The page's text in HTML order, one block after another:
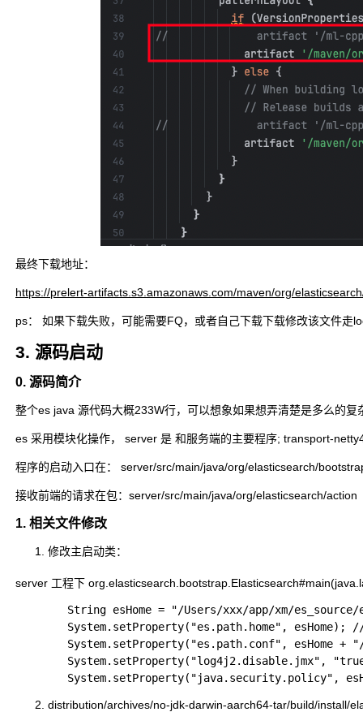
最终下载地址：
https://prelert-artifacts.s3.amazonaws.com/maven/org/
ps： 如果下载失败，可能需要FQ，或者自己下载下载修改该文件走
3. 源码启动
0. 源码简介
整个es java 源代码大概233W行，可以想象如果想弄清楚是多么的复
es 采用模块化操作， server 是 和服务端的主要程序; transport-
程序的启动入口在： server/src/main/java/org/elasticsearch/
接收前端的请求在包：server/src/main/java/org/elasticsearch/action
1. 相关文件修改
修改主启动类：
server 工程下
String esHome = "/Users/xxx/app/xm/
System.setProperty("es.path.home", esHome);
System.setProperty("es.path.conf", esHome +
System.setProperty("log4j2.disable.jmx",
distribution/archives/no-jdk-darwin-aarch64-tar/build/install/